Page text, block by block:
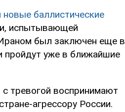
баллистические
испытывающей
был заключен еще в
пройдут уже в ближайшие
тревогой воспринимают
агрессору России.